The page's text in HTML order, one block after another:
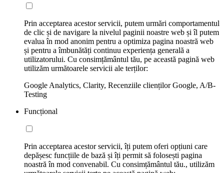
Prin acceptarea acestor servicii, putem urmări comportamentul
de clic și de navigare la nivelul paginii noastre web și îl putem
evalua în mod anonim pentru a optimiza pagina noastră web
și pentru a îmbunătăți continuu experiența generală a
utilizatorului. Cu consimțământul tău, pe această pagină web
utilizăm următoarele servicii ale terților:
Google Analytics, Clarity, Recenziile clienților Google, A/B-
Testing
Funcțional
Prin acceptarea acestor servicii, îți putem oferi opțiuni care
depășesc funcțiile de bază și îți permit să folosești pagina
noastră în mod convenabil. Cu consimțământul tău., utilizăm